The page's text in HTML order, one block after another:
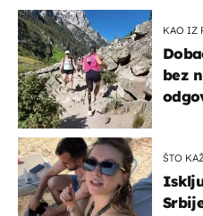
KAO IZ
bez
ŠTO